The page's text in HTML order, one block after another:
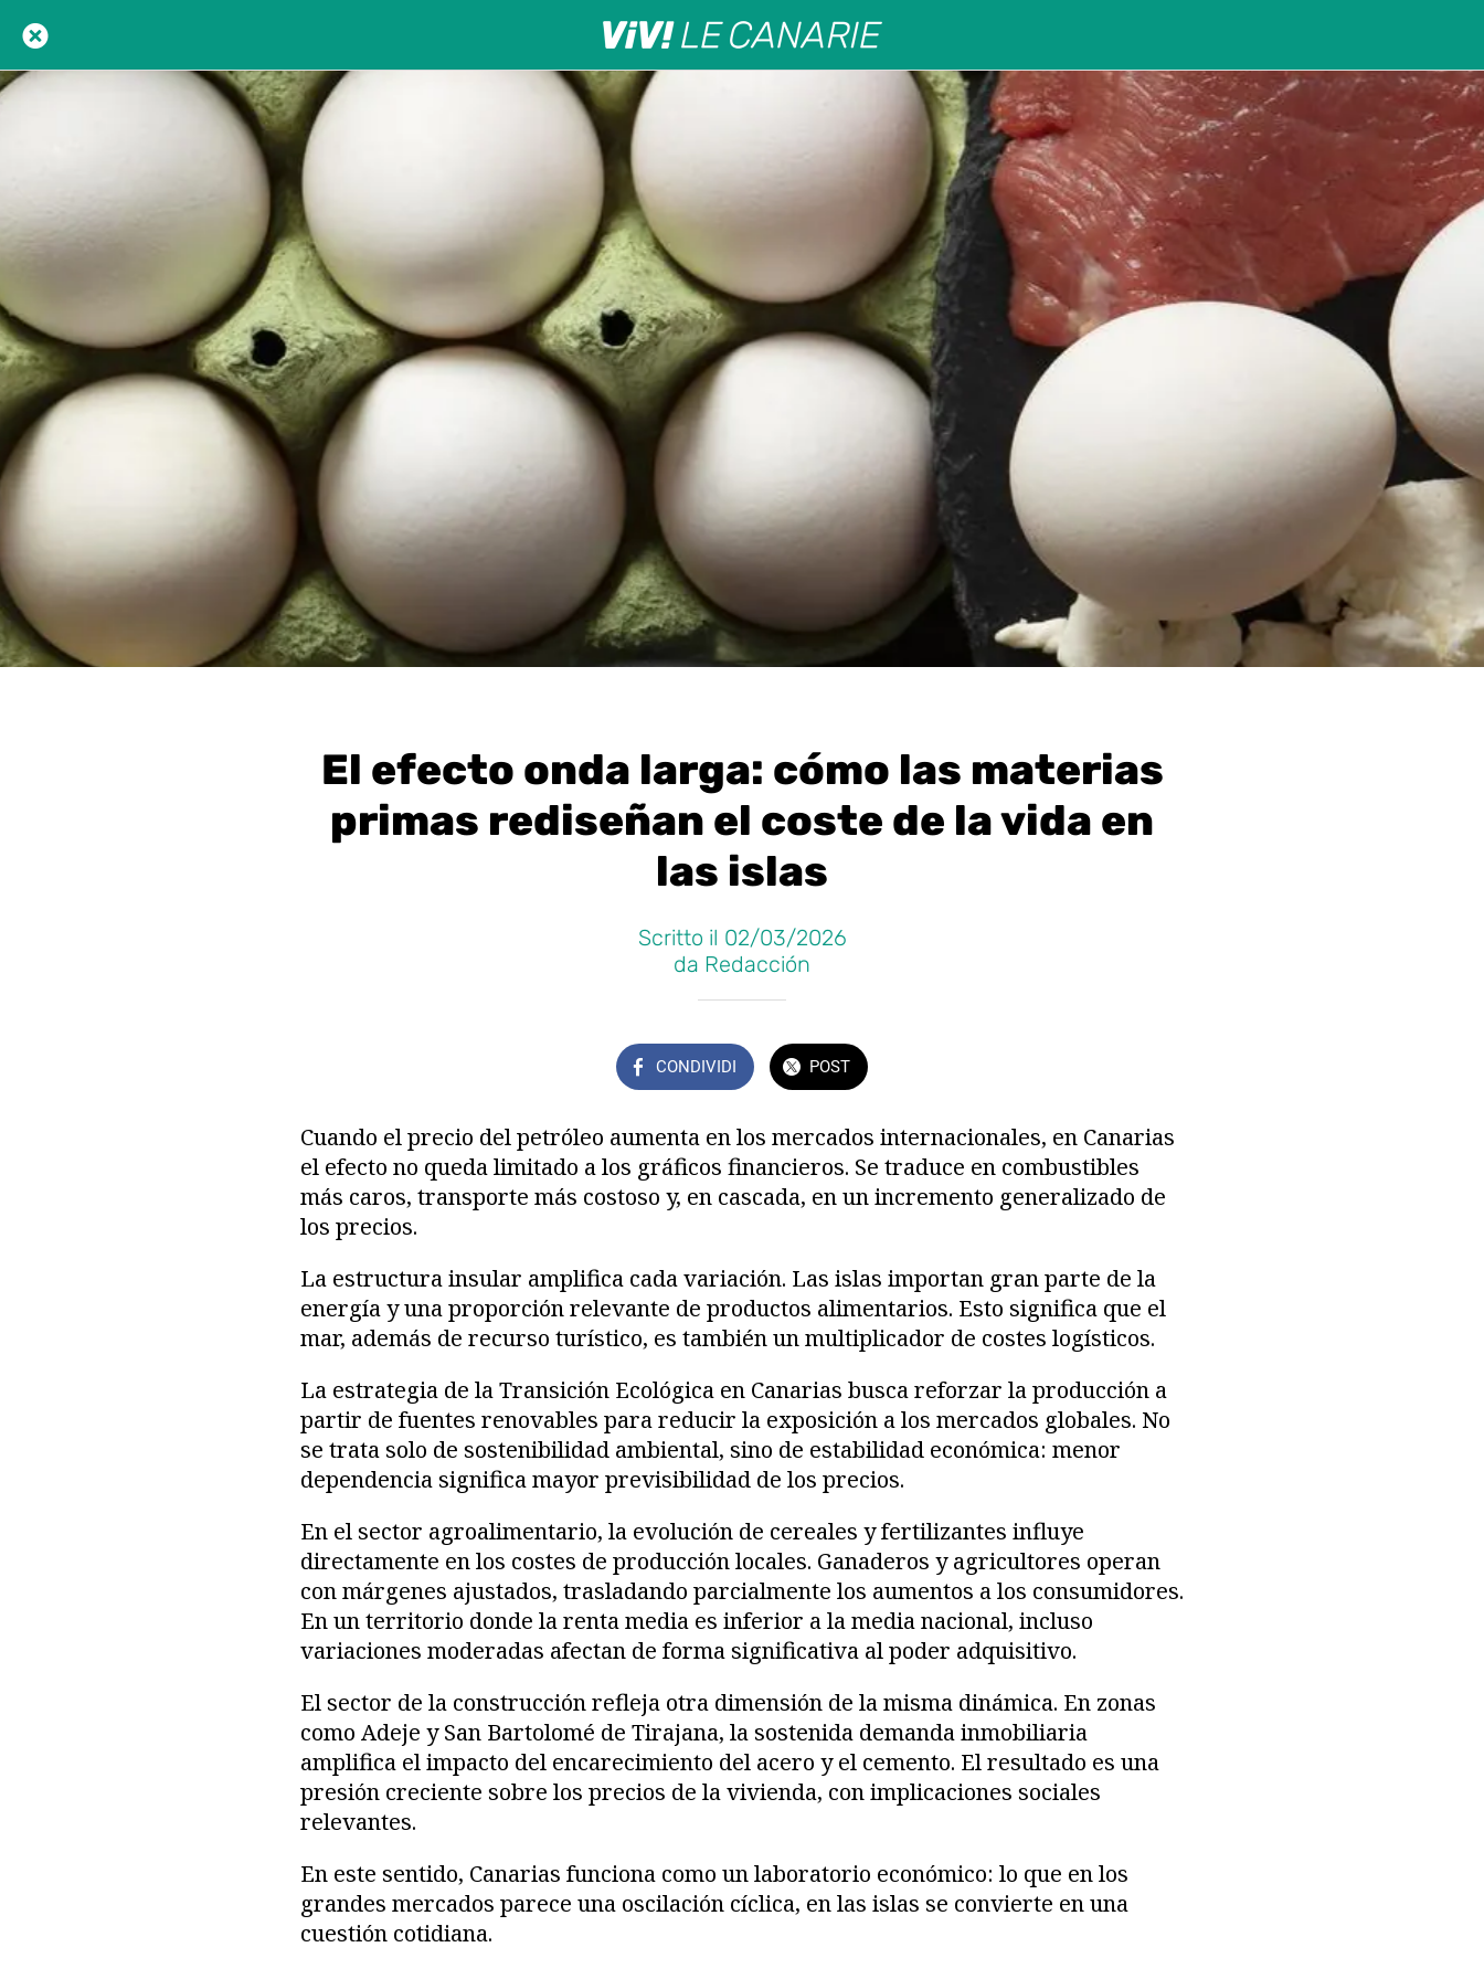
El efecto onda larga: cómo las materias
primas rediseñan el coste de la vida en
las islas
Scritto il 02/03/2026
da Redacción
CONDIVIDI POST
Cuando el precio del petróleo aumenta en los mercados internacionales, en Canarias
el efecto no queda limitado a los gráficos financieros. Se traduce en combustibles
más caros, transporte más costoso y, en cascada, en un incremento generalizado de
los precios.
La estructura insular amplifica cada variación. Las islas importan gran parte de la
energía y una proporción relevante de productos alimentarios. Esto significa que el
mar, además de recurso turístico, es también un multiplicador de costes logísticos.
La estrategia de la Transición Ecológica en Canarias busca reforzar la producción a
partir de fuentes renovables para reducir la exposición a los mercados globales. No
se trata solo de sostenibilidad ambiental, sino de estabilidad económica: menor
dependencia significa mayor previsibilidad de los precios.
En el sector agroalimentario, la evolución de cereales y fertilizantes influye
directamente en los costes de producción locales. Ganaderos y agricultores operan
con márgenes ajustados, trasladando parcialmente los aumentos a los consumidores.
En un territorio donde la renta media es inferior a la media nacional, incluso
variaciones moderadas afectan de forma significativa al poder adquisitivo.
El sector de la construcción refleja otra dimensión de la misma dinámica. En zonas
como Adeje y San Bartolomé de Tirajana, la sostenida demanda inmobiliaria
amplifica el impacto del encarecimiento del acero y el cemento. El resultado es una
presión creciente sobre los precios de la vivienda, con implicaciones sociales
relevantes.
En este sentido, Canarias funciona como un laboratorio económico: lo que en los
grandes mercados parece una oscilación cíclica, en las islas se convierte en una
cuestión cotidiana.